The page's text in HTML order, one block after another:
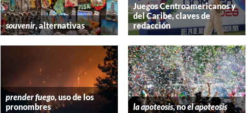
souvenir, alternativas
Juegos Centroamericanos y
del Caribe, claves de
redacción
prender fuego, uso de los
pronombres
la apoteosis, noel apoteosis